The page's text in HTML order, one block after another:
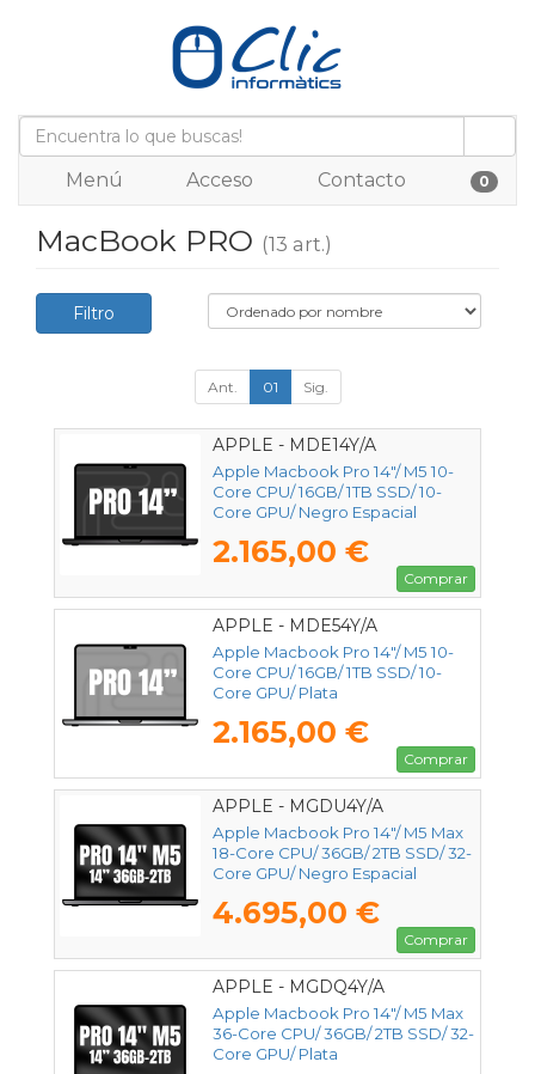
Menú Acceso Contacto 0
MacBook PRO (13 art.)
Filtro
Ant. 01 Sig.
APPLE - MDE14Y/A
Apple Macbook Pro 14"/ M5 10-
Core CPU/ 16GB/ 1TB SSD/ 10-
Core GPU/ Negro Espacial
2.165,00 €
Comprar
APPLE - MDE54Y/A
Apple Macbook Pro 14"/ M5 10-
Core CPU/ 16GB/ 1TB SSD/ 10-
Core GPU/ Plata
2.165,00 €
Comprar
APPLE - MGDU4Y/A
Apple Macbook Pro 14"/ M5 Max
18-Core CPU/ 36GB/ 2TB SSD/ 32-
Core GPU/ Negro Espacial
4.695,00 €
Comprar
APPLE - MGDQ4Y/A
Apple Macbook Pro 14"/ M5 Max
36-Core CPU/ 36GB/ 2TB SSD/ 32-
Core GPU/ Plata